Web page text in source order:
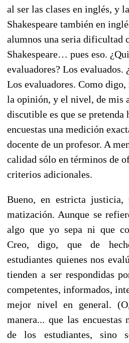
al ser las clases en inglés, y
Shakespeare también en
alumnos una seria dificultad
Shakespeare… pues eso.
evaluadores? Los evaluados.
Los evaluadores. Como
la opinión, y el nivel, de mis
discutible es que se pretenda
encuestas una medición
docente de un profesor. A
calidad sólo en términos de
criterios adicionales.
Bueno, en estricta justicia,
matización. Aunque se
algo que yo sepa ni que
Creo, digo, que de
estudiantes quienes nos
tienden a ser respondidas
competentes, informados,
mejor nivel en general.
manera... que las
de los estudiantes, sino